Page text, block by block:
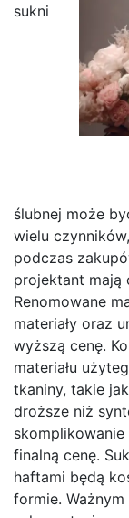
sukni
ślubnej może
wielu
podczas
projektant mają
Renomowane
materiały oraz
wyższą cenę.
materiału
tkaniny, takie
droższe niż
finalną cenę.
haftami będą
formie.